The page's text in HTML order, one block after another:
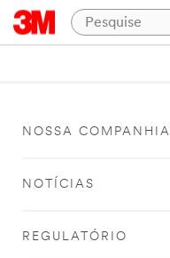
NOSSA COMPANHIA
NOTÍCIAS
REGULATÓRIO